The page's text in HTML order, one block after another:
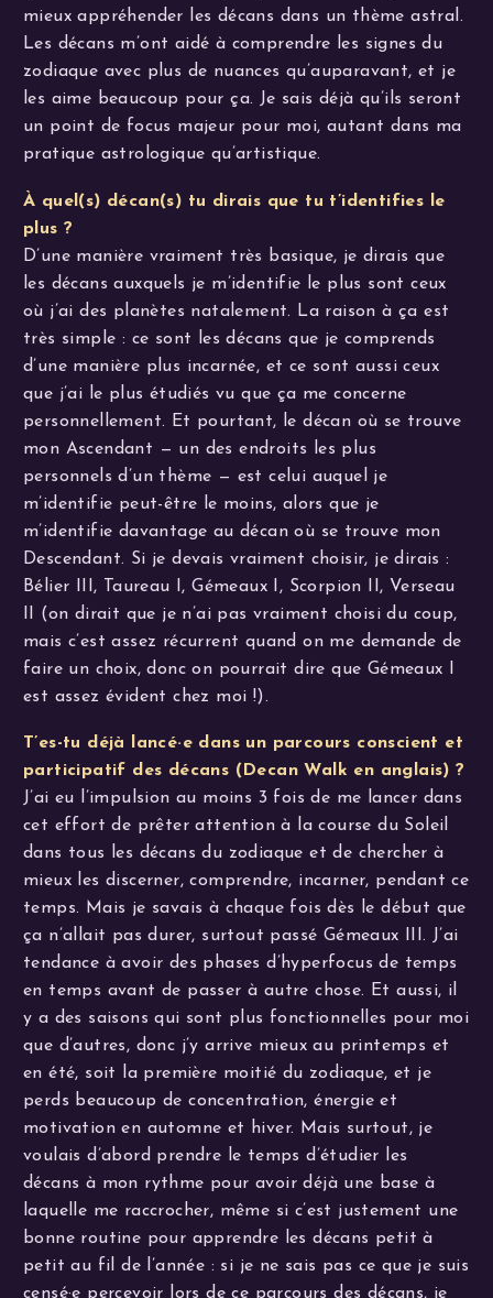
mieux appréhender les décans dans un thème astral.
Les décans m’ont aidé à comprendre les signes du
zodiaque avec plus de nuances qu’auparavant, et je
les aime beaucoup pour ça. Je sais déjà qu’ils seront
un point de focus majeur pour moi, autant dans ma
pratique astrologique qu’artistique.
À quel(s) décan(s) tu dirais que tu t’identifies le
plus ?
D’une manière vraiment très basique, je dirais que
les décans auxquels je m’identifie le plus sont ceux
où j’ai des planètes natalement. La raison à ça est
très simple : ce sont les décans que je comprends
d’une manière plus incarnée, et ce sont aussi ceux
que j’ai le plus étudiés vu que ça me concerne
personnellement. Et pourtant, le décan où se trouve
mon Ascendant — un des endroits les plus
personnels d’un thème — est celui auquel je
m’identifie peut-être le moins, alors que je
m’identifie davantage au décan où se trouve mon
Descendant. Si je devais vraiment choisir, je dirais :
Bélier III, Taureau I, Gémeaux I, Scorpion II, Verseau
II (on dirait que je n’ai pas vraiment choisi du coup,
mais c’est assez récurrent quand on me demande de
faire un choix, donc on pourrait dire que Gémeaux I
est assez évident chez moi !).
T’es-tu déjà lancé·e dans un parcours conscient et
participatif des décans (Decan Walk en anglais) ?
J’ai eu l’impulsion au moins 3 fois de me lancer dans
cet effort de prêter attention à la course du Soleil
dans tous les décans du zodiaque et de chercher à
mieux les discerner, comprendre, incarner, pendant ce
temps. Mais je savais à chaque fois dès le début que
ça n’allait pas durer, surtout passé Gémeaux III. J’ai
tendance à avoir des phases d’hyperfocus de temps
en temps avant de passer à autre chose. Et aussi, il
y a des saisons qui sont plus fonctionnelles pour moi
que d’autres, donc j’y arrive mieux au printemps et
en été, soit la première moitié du zodiaque, et je
perds beaucoup de concentration, énergie et
motivation en automne et hiver. Mais surtout, je
voulais d’abord prendre le temps d’étudier les
décans à mon rythme pour avoir déjà une base à
laquelle me raccrocher, même si c’est justement une
bonne routine pour apprendre les décans petit à
petit au fil de l’année : si je ne sais pas ce que je suis
censé·e percevoir lors de ce parcours des décans, je